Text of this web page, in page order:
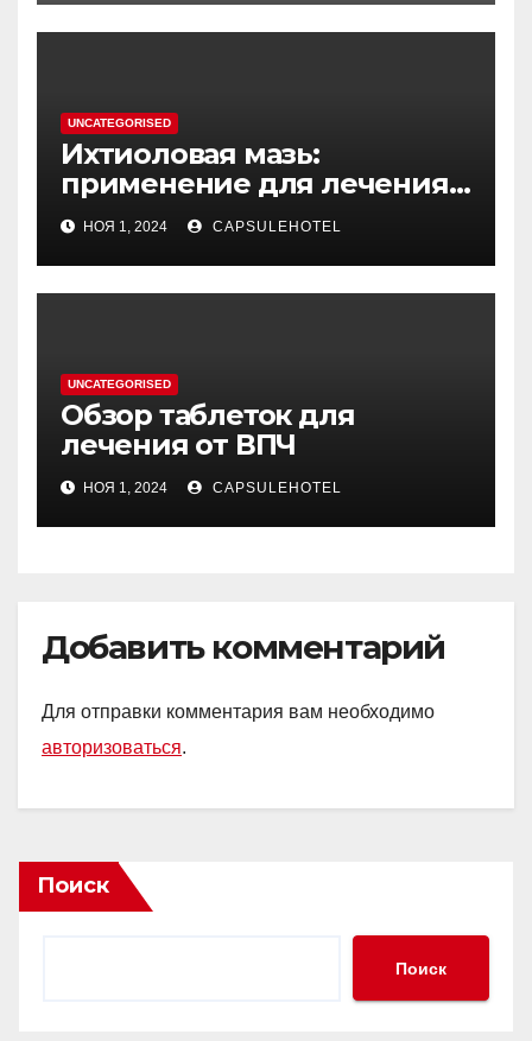
UNCATEGORISED
Ихтиоловая мазь:
применение для лечения
фурункулов
НОЯ 1, 2024 CAPSULEHOTEL
UNCATEGORISED
Обзор таблеток для
лечения от ВПЧ
НОЯ 1, 2024 CAPSULEHOTEL
Добавить комментарий
Для отправки комментария вам необходимо
авторизоваться.
Поиск
Поиск